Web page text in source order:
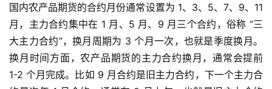
国内农产品期货的合约月份通常设置为 1、3、5、7、9、11
月，主力合约集中在 1 月、5 月、9 月三个合约，俗称 “三
大主力合约”，换月周期为 3 个月一次，也就是季度换月。
换月时间方面，农产品期货的主力合约换月，通常会提前
1-2 个月完成。比如 9 月合约是旧主力合约，下一个主力合